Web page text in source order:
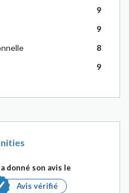
9
9
8
9
a donné son avis le
Avis vérifié